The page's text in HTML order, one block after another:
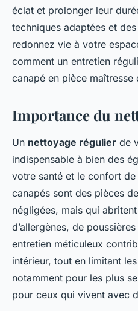
éclat et prolonger leur
techniques adaptées et
redonnez vie à votre
comment un entretien
canapé en pièce maîtresse
Importance du
Un nettoyage régulier de
indispensable à bien des
votre santé et le confort
canapés sont des pièces
négligées, mais qui
d’allergènes, de
entretien méticuleux
intérieur, tout en limitant
notamment pour les plus
pour ceux qui vivent avec